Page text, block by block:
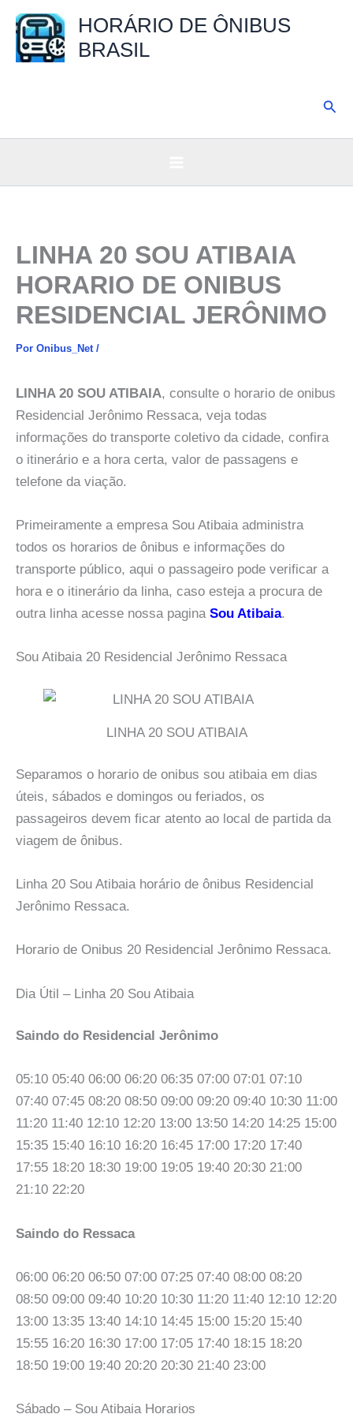
para
HORÁRIO DE ÔNIBUS
BRASIL
LINHA 20 SOU ATIBAIA
HORARIO DE ONIBUS
RESIDENCIAL JERÔNIMO
Por Onibus_Net /
LINHA 20 SOU ATIBAIA, consulte o horario de onibus
Residencial Jerônimo Ressaca, veja todas
informações do transporte coletivo da cidade, confira
o itinerário e a hora certa, valor de passagens e
telefone da viação.
Primeiramente a empresa Sou Atibaia administra
todos os horarios de ônibus e informações do
transporte público, aqui o passageiro pode verificar a
hora e o itinerário da linha, caso esteja a procura de
outra linha acesse nossa pagina Sou Atibaia.
Sou Atibaia 20 Residencial Jerônimo Ressaca
LINHA 20 SOU ATIBAIA
Separamos o horario de onibus sou atibaia em dias
úteis, sábados e domingos ou feriados, os
passageiros devem ficar atento ao local de partida da
viagem de ônibus.
Linha 20 Sou Atibaia horário de ônibus Residencial
Jerônimo Ressaca.
Horario de Onibus 20 Residencial Jerônimo Ressaca.
Dia Útil – Linha 20 Sou Atibaia
Saindo do Residencial Jerônimo
05:10 05:40 06:00 06:20 06:35 07:00 07:01 07:10
07:40 07:45 08:20 08:50 09:00 09:20 09:40 10:30 11:00
11:20 11:40 12:10 12:20 13:00 13:50 14:20 14:25 15:00
15:35 15:40 16:10 16:20 16:45 17:00 17:20 17:40
17:55 18:20 18:30 19:00 19:05 19:40 20:30 21:00
21:10 22:20
Saindo do Ressaca
06:00 06:20 06:50 07:00 07:25 07:40 08:00 08:20
08:50 09:00 09:40 10:20 10:30 11:20 11:40 12:10 12:20
13:00 13:35 13:40 14:10 14:45 15:00 15:20 15:40
15:55 16:20 16:30 17:00 17:05 17:40 18:15 18:20
18:50 19:00 19:40 20:20 20:30 21:40 23:00
Sábado – Sou Atibaia Horarios